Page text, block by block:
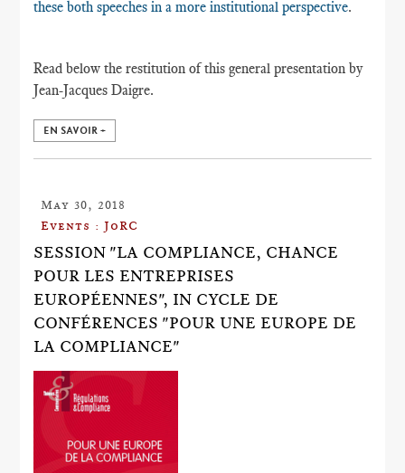
these both speeches in a more institutional perspective.
Read below the restitution of this general presentation by
Jean-Jacques Daigre.
EN SAVOIR +
May 30, 2018
Events : JoRC
SESSION "LA COMPLIANCE, CHANCE
POUR LES ENTREPRISES
EUROPÉENNES", IN CYCLE DE
CONFÉRENCES "POUR UNE EUROPE DE
LA COMPLIANCE"